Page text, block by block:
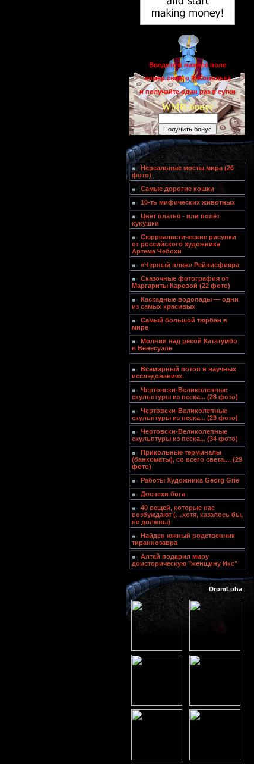
Введите в нижнее поле
номер своего R-Кошелька
и получайте один раз в сутки
WMR-бонус
Нереальные мосты мира (26
фото)
Самые дорогие кошки
10-ть мифических животных
Цвет платья - или полёт
кукушки
Сюрреалистические рисунки
от российского художника
Артема Чебохи
«Черный пляж» Рейнисфияра
Сказочные фотография от
Маргариты Каревой (22 фото)
Каскадные водопады — одни
из самых красивых
Самый большой тюрбан в
мире
Молнии над рекой Кататумбо
в Венесуэле
Всемирный потоп в научных
исследованиях.
Чертовски-Великолепные
скульптуры из песка... (28 фото)
Чертовски-Великолепные
скульптуры из песка... (29 фото)
Чертовски-Великолепные
скульптуры из песка... (34 фото)
Прикольные терминалы
(банкоматы), со всего света.... (29
фото)
Работы Художника Georg Grie
Доспехи бога
40 вещей, которые нас
возбуждают (…хотя, казалось бы,
не должны)
Найден южный родственник
тираннозавра
Алтай подарил миру
доисторическую "женщину Икс"
DromLoha